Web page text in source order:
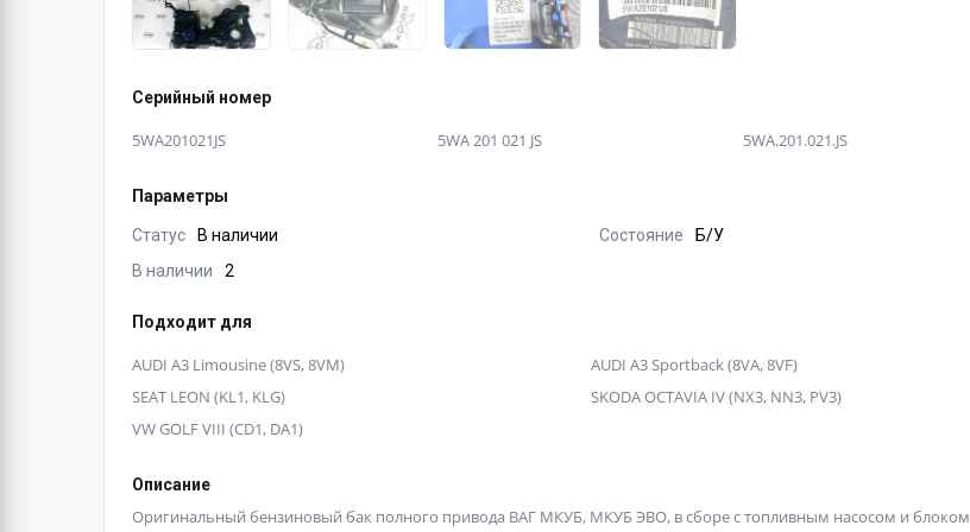
Серийный номер
5WA201021JS 5WA 201 021 JS 5WA.201.021.JS
Параметры
Статус
В наличии
В наличии
2
Состояние Б/У
Подходит для
AUDI A3 Limousine (8VS, 8VM)
AUDI A3 Sportback (8VA, 8VF)
SEAT LEON (KL1, KLG)
SKODA OCTAVIA IV (NX3, NN3, PV3)
VW GOLF VIII (CD1, DA1)
Описание
Оригинальный бензиновый бак полного привода ВАГ МКУБ, МКУБ ЭВО, в сборе с топливным насосом и блоком